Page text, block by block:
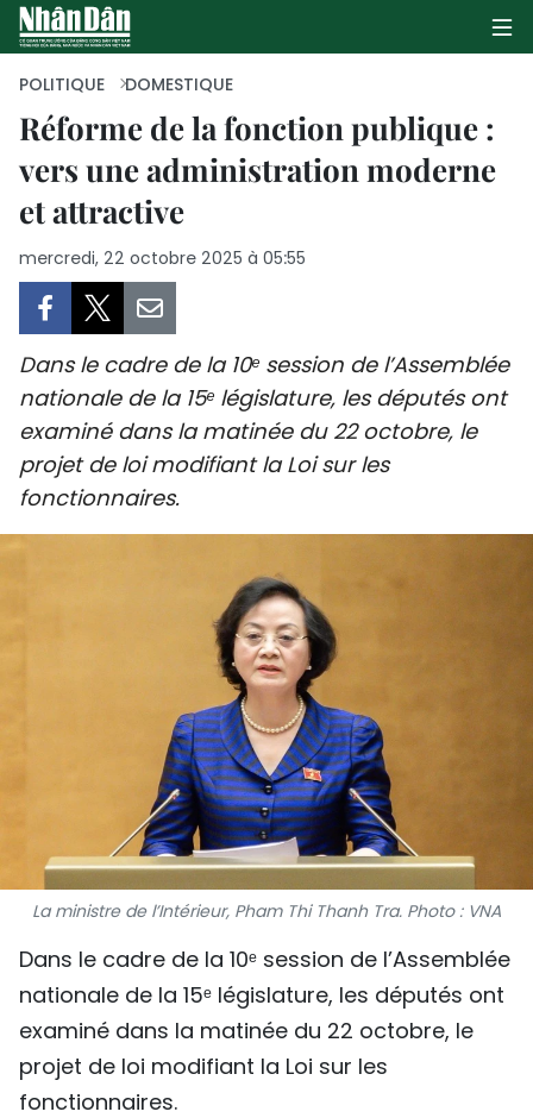
PAGE D'ACCUEIL
CULTURE
TOURISME
FRANCOPHONIE
PAYS NATAL
INTERNATIONAL
MÉGASTORIE
INFOGRAPHIE
PHOTO
VIDÉO
À PROPOS DU "PEUPLE"
POLITIQUE DOMESTIQUE
Réforme de la fonction publique :
vers une administration moderne
et attractive
mercredi, 22 octobre 2025 à 05:55
Dans le cadre de la 10ᵉ session de l’Assemblée
nationale de la 15ᵉ législature, les députés ont
examiné dans la matinée du 22 octobre, le
projet de loi modifiant la Loi sur les
fonctionnaires.
La ministre de l’Intérieur, Pham Thi Thanh Tra. Photo : VNA
Dans le cadre de la 10ᵉ session de l’Assemblée
nationale de la 15ᵉ législature, les députés ont
examiné dans la matinée du 22 octobre, le
projet de loi modifiant la Loi sur les
fonctionnaires.